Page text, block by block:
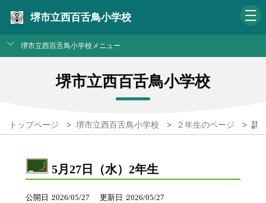
堺市立西百舌鳥小学校
堺市立西百舌鳥小学校メニュー
堺市立西百舌鳥小学校
トップページ > 堺市立西百舌鳥小学校 > ２年生のページ > 詳
5月27日（水）2年生
公開日 2026/05/27 更新日 2026/05/27